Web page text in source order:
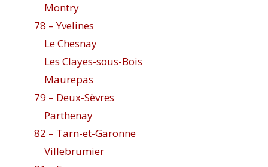
Montry
78 – Yvelines
Le Chesnay
Les Clayes-sous-Bois
Maurepas
79 – Deux-Sèvres
Parthenay
82 – Tarn-et-Garonne
Villebrumier